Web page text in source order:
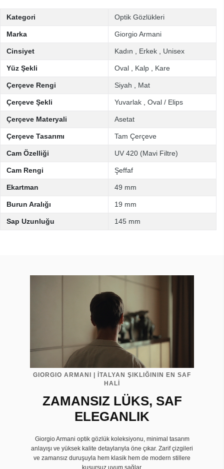
Kategori Optik Gözlükleri
Marka Giorgio Armani
Cinsiyet Kadın Erkek Unisex
Yüz Şekli Oval Kalp Kare
Çerçeve Rengi Siyah Mat
Çerçeve Şekli Yuvarlak Oval / Elips
Çerçeve Materyali Asetat
Çerçeve Tasarımı Tam Çerçeve
Cam Özelliği UV 420 (Mavi Filtre)
Cam Rengi Şeffaf
Ekartman 49 mm
Burun Aralığı 19 mm
Sap Uzunluğu 145 mm
GIORGIO ARMANI | İTALYAN ŞIKLIĞININ EN SAF
HALİ
ZAMANSIZ LÜKS, SAF
ELEGANLIK
Giorgio Armani optik gözlük koleksiyonu, minimal tasarım
anlayışı ve yüksek kalite detaylarıyla öne çıkar. Zarif çizgileri
ve zamansız duruşuyla hem klasik hem de modern stillere
kusursuz uyum sağlar.